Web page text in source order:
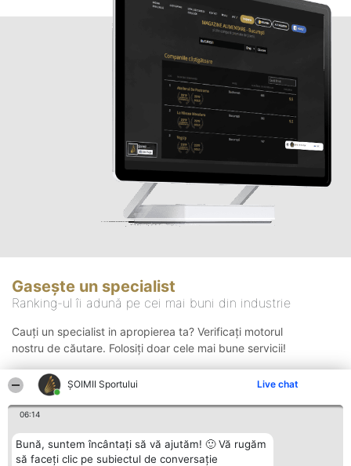
ȘOIMII Sportului Live chat
06:14
Bună, suntem încântați să vă ajutăm! 🙂 Vă rugăm
să faceți clic pe subiectul de conversație
Gasește un specialist
Ranking-ul îi adună pe cei mai buni din industrie
Cauți un specialist in apropierea ta? Verificați motorul
nostru de căutare. Folosiți doar cele mai bune servicii!